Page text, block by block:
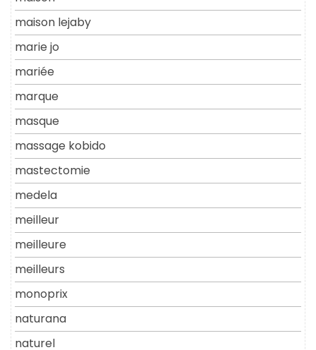
maison lejaby
marie jo
mariée
marque
masque
massage kobido
mastectomie
medela
meilleur
meilleure
meilleurs
monoprix
naturana
naturel